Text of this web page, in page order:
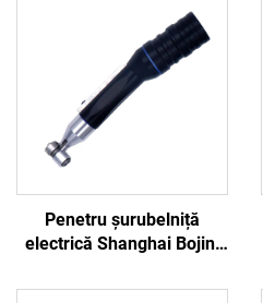
Penetru șurubelniță
electrică Shanghai Bojin,
sistemul de chirurgie de